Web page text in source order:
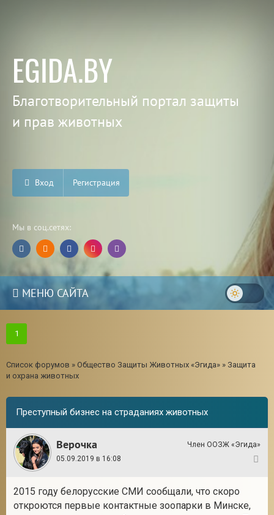
EGIDA.BY
Благотворительный портал защиты
и прав животных
Вход Регистрация
Мы в соц.сетях:
МЕНЮ САЙТА
1
Список форумов » Общество Защиты Животных «Эгида» » Защита
и охрана животных
Преступный бизнес на страданиях животных
Верочка
Член ООЗЖ «Эгида»
05.09.2019 в 16:08
2015 году белорусские СМИ сообщали, что скоро
откроются первые контактные зоопарки в Минске,